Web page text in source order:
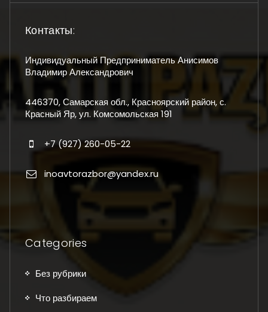
Контакты:
Индивидуальный Предприниматель Анисимов
Владимир Александрович
446370, Самарская обл., Красноярский район, с.
Красный Яр, ул. Комсомольская 191
+7 (927) 260-05-22
inoavtorazbor@yandex.ru
Categories
Без рубрики
Что разбираем